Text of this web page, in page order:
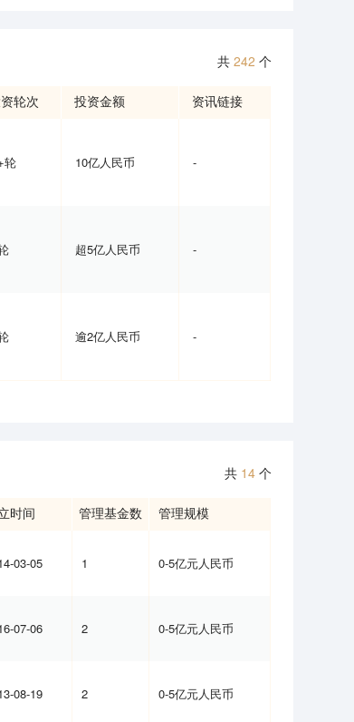
共 242 个
轮次 投资金额 资讯链接
轮 10亿人民币 -
超5亿人民币 -
逾2亿人民币 -
共 14 个
时间 管理基金数 管理规模
03-05 1 0-5亿元人民币
07-06 2 0-5亿元人民币
08-19 2 0-5亿元人民币